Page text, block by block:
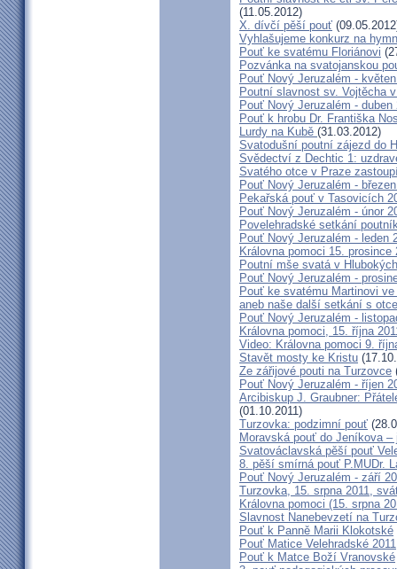
(11.05.2012)
X. dívčí pěší pouť
Vyhlašujeme konkurz na
Pouť ke svatému Floriánovi
Pozvánka na svatojanskou
Pouť Nový Jeruzalém -
Poutní slavnost sv. Vojtěcha
Pouť Nový Jeruzalém - duben
Pouť k hrobu Dr. Františka
Lurdy na Kubě (31.03.2012)
Svatodušní poutní zájezd do
Svědectví z Dechtic 1:
Svatého otce v Praze
Pouť Nový Jeruzalém -
Pekařská pouť v Tasovicích
Pouť Nový Jeruzalém - únor
Povelehradské setkání
Pouť Nový Jeruzalém - leden
Královna pomoci 15. prosince
Poutní mše svatá v
Pouť Nový Jeruzalém -
Pouť ke svatému Martinovi
aneb naše další setkání s
Pouť Nový Jeruzalém -
Královna pomoci, 15. října
Video: Královna pomoci 9.
Stavět mosty ke Kristu
Ze zářijové pouti na Turzovce
Pouť Nový Jeruzalém - říjen
Arcibiskup J. Graubner:
(01.10.2011)
Turzovka: podzimní pouť
Moravská pouť do Jeníkova
Svatováclavská pěší pouť
8. pěší smírná pouť P.MUDr.
Pouť Nový Jeruzalém - září
Turzovka, 15. srpna 2011,
Královna pomoci (15. srpna
Slavnost Nanebevzetí na
Pouť k Panně Marii Klokotské
Pouť Matice Velehradské 2011
Pouť k Matce Boží Vranovské